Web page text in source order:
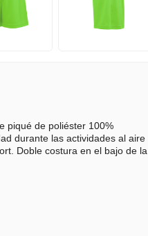
piqué de poliéster 100%
durante las actividades al aire
Doble costura en el bajo de la